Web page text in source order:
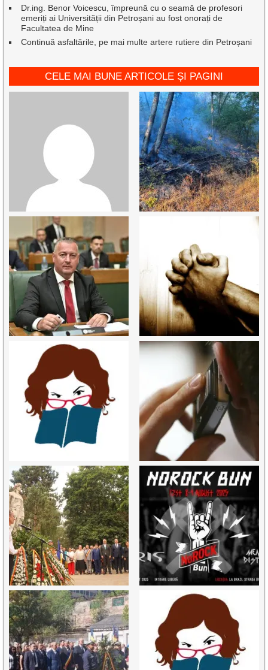
Dr.ing. Benor Voicescu, împreună cu o seamă de profesori
emeriți ai Universității din Petroșani au fost onorați de
Facultatea de Mine
Continuă asfaltările, pe mai multe artere rutiere din Petroșani
CELE MAI BUNE ARTICOLE ȘI PAGINI